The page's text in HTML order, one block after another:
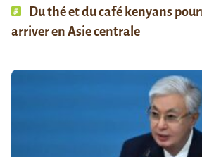
Du thé et du café kenyans
arriver en Asie centrale